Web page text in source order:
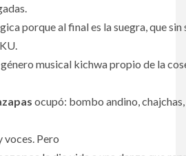
porque al final es la suegra, que
género musical kichwa propio de la
ocupó: bombo andino,
voces. Pero